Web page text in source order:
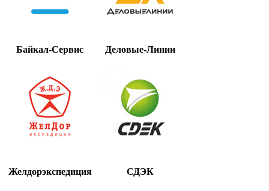
Байкал-Сервис Деловые-Линии
Желдорэкспедиция СДЭК